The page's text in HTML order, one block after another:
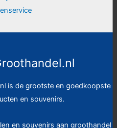
is de grootste en goedkoopste
en souvenirs.
en souvenirs aan groothandel